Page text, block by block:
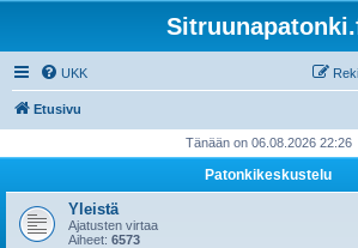
UKK
Etusivu
Tänään on 06.08.2026 22:26
Patonkikeskustelu
Yleistä
Ajatusten virtaa
Aiheet: 6573